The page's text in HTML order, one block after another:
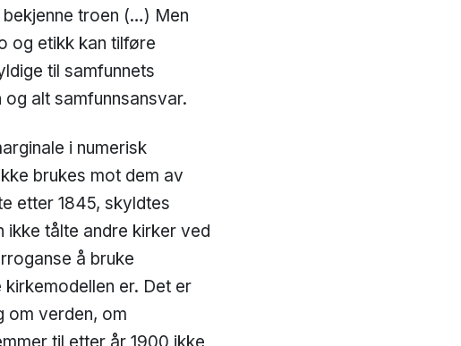
troen (…) Men
og etikk kan tilføre
til samfunnets
alt samfunnsansvar.
i numerisk
brukes mot dem av
etter 1845, skyldtes
ikke tålte andre kirker ved
å bruke
er. Det er
om verden, om